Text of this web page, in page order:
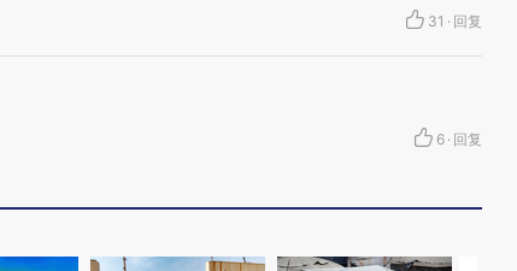
31 · 回复
6 · 回复